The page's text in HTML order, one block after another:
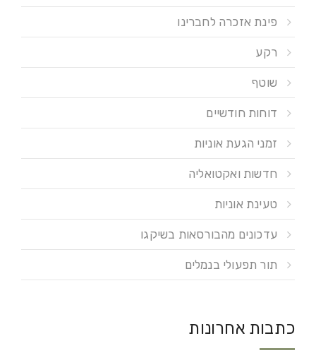
פינת אזכרה לחברינו
רקע
שוטף
דוחות חודשיים
זמני הגעת אוניות
חדשות ואקטואליה
טעינת אוניות
עדכונים מהבורסאות בשיקגו
תור תפעולי בנמלים
כתבות אחרונות